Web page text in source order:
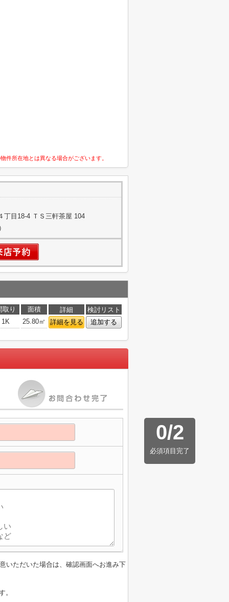
件所在地とは異なる場合がございます。
丁目18-4 ＴＳ三軒茶屋 104
取り 面積 詳細
検討リスト
1K
25.80㎡ 詳細を見る 追加する
0/2
必須項目完了
いただいた場合は、確認画面へお進み下
。